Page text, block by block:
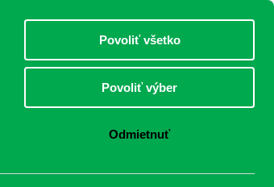
Povoliť všetko
Povoliť výber
Odmietnuť